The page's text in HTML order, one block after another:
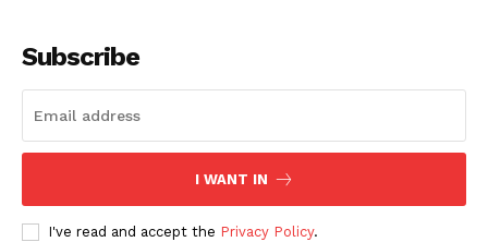
Subscribe
I WANT IN
I've read and accept the Privacy Policy.